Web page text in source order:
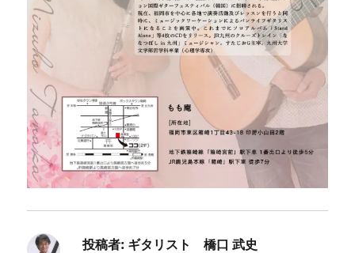
投稿者: ギタリスト 橋口 武史